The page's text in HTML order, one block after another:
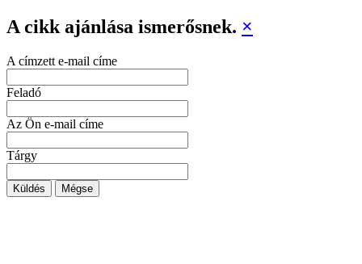
A cikk ajánlása ismerősnek. ×
A címzett e-mail címe
Feladó
Az Ön e-mail címe
Tárgy
Küldés Mégse